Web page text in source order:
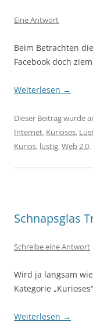
Eine Antwort
Beim Betrachten
Facebook doch
Weiterlesen →
Dieser Beitrag wurde
Internet, Kurioses,
Kurios, lustig,Web 2.0.
Schnapsglas
Schreibe eine Antwort
Wird ja langsam
Kategorie
Weiterlesen →